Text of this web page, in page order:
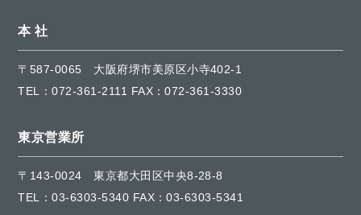
本 社
〒587-0065
大阪府堺市美原区小寺402-1
TEL：072-361-2111 FAX：072-361-3330
東京営業所
〒143-0024
東京都大田区中央8-28-8
TEL：03-6303-5340 FAX：03-6303-5341